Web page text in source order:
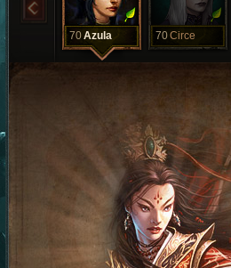
70Azula 70Circe